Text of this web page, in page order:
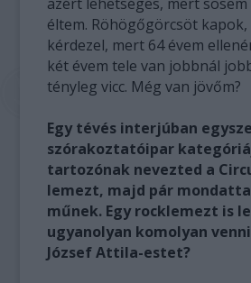
éltem. Röhögőgörcsöt
kérdezel, mert 64 évem
két évem tele van jobbnál
tényleg vicc. Még van jövőm?
Egy tévés interjúban
szórakoztatóipar
tartozónak nevezted a
lemezt, majd pár
műnek. Egy rocklemezt is
ugyanolyan komolyan
József Attila-estet?